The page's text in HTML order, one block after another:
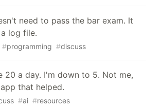
need to pass the bar exam. It
log file.
#programming #discuss
20 a day. I'm down to 5. Not me,
that helped.
#ai #resources